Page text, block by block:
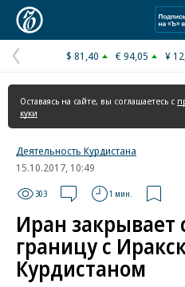
Предыдущая
страница
$ 81,40 € 94,05 ¥
Оставаясь на сайте, вы соглашаетесь с
куки
Деятельность Курдистана
15.10.2017, 10:49
303 1 мин.
Иран закрывает
границу с
Курдистаном